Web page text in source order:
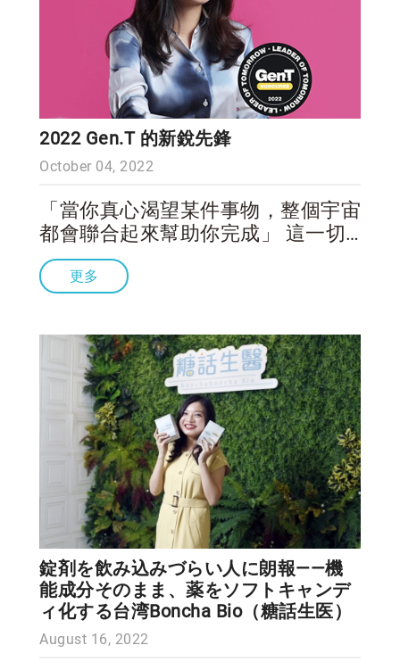
2022 Gen.T 的新銳先鋒
October 04, 2022
「當你真心渴望某件事物，整個宇宙
都會聯合起來幫助你完成」 這一切
從一個解決痛點的決心開始，當 糖
話生醫 創辦人Corina 致力研發 糖果
會的關注與資源，因此能一直發揮所
長去改善社會尚未被解決的問題。
更多
錠剤を飲み込みづらい人に朗報——機
能成分そのまま、薬をソフトキャンデ
ィ化する台湾Boncha Bio（糖話生医）
August 16, 2022